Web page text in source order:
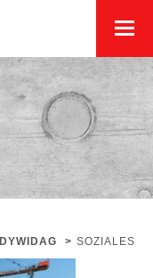
DYWIDAG > SOZIALES